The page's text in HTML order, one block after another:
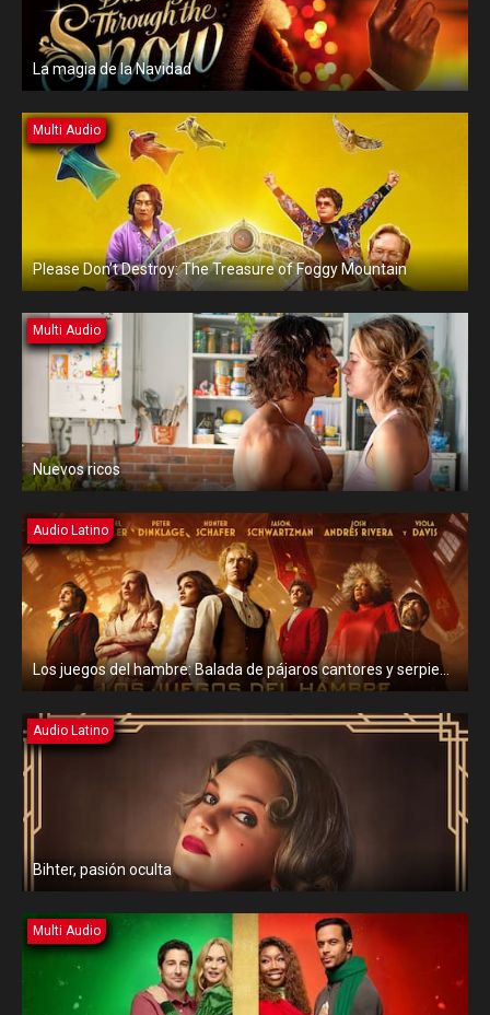
La magia de la Navidad
Multi Audio
Please Don’t Destroy: The Treasure of Foggy Mountain
Multi Audio
Nuevos ricos
Audio Latino
Los juegos del hambre: Balada de pájaros cantores y serpientes
Audio Latino
Bihter, pasión oculta
Multi Audio